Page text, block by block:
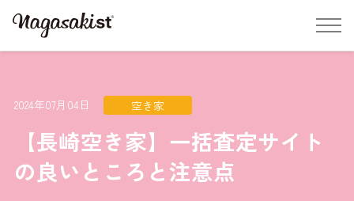
2024年07月04日 空き家
【長崎空き家】一括査定サイト
の良いところと注意点